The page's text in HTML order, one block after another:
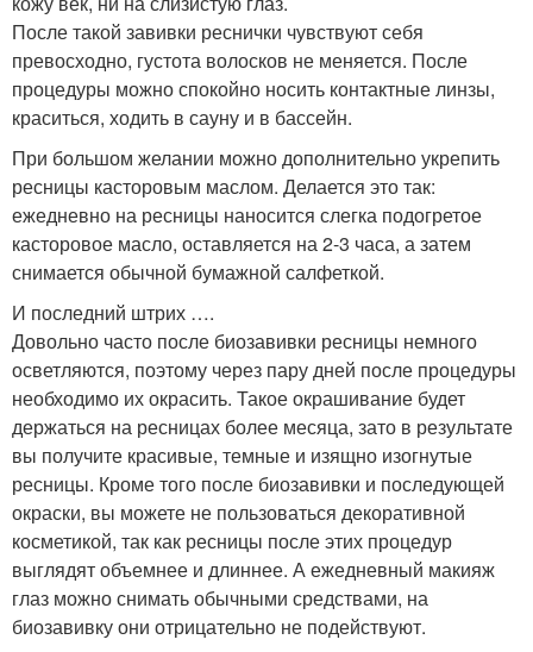
После такой завивки реснички чувствуют себя
превосходно, густота волосков не меняется. После
процедуры можно спокойно носить контактные линзы,
краситься, ходить в сауну и в бассейн.
При большом желании можно дополнительно укрепить
ресницы касторовым маслом. Делается это так:
ежедневно на ресницы наносится слегка подогретое
касторовое масло, оставляется на 2-3 часа, а затем
снимается обычной бумажной салфеткой.
И последний штрих ….
Довольно часто после биозавивки ресницы немного
осветляются, поэтому через пару дней после процедуры
необходимо их окрасить. Такое окрашивание будет
держаться на ресницах более месяца, зато в результате
вы получите красивые, темные и изящно изогнутые
ресницы. Кроме того после биозавивки и последующей
окраски, вы можете не пользоваться декоративной
косметикой, так как ресницы после этих процедур
выглядят объемнее и длиннее. А ежедневный макияж
глаз можно снимать обычными средствами, на
биозавивку они отрицательно не подействуют.